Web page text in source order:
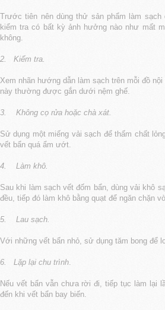
Trước tiên nên dùng thử sản phẩm làm
kiểm tra có bất kỳ ảnh hưởng nào như mất
không.
2. Kiểm tra.
Xem nhãn hướng dẫn làm sạch trên mỗi đồ
này thường được gắn dưới nệm ghế.
3. Không cọ rửa hoặc chà xát.
Sử dụng một miếng vải sạch để thấm chất
vết bẩn quá ẩm ướt.
4. Làm khô.
Sau khi làm sạch vết đốm bẩn, dùng vải khô
đều, tiếp đó làm khô bằng quạt để ngăn chặn
5. Lau sạch.
Với những vết bẩn nhỏ, sử dụng tăm bong để
6. Lặp lại chu trình
Nếu vết bẩn vẫn chưa rời đi, tiếp tục làm lại
đến khi vết bẩn bay biến.